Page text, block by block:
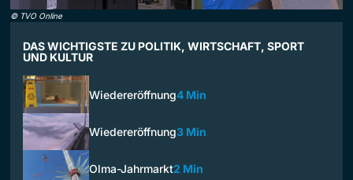
© TVO Online
DAS WICHTIGSTE ZU POLITIK, WIRTSCHAFT, SPORT
UND KULTUR
Wiedereröffnung4 Min
Wiedereröffnung3 Min
Olma-Jahrmarkt2 Min